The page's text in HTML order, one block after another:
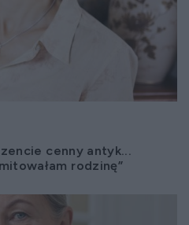
cenny antyk...
rodzinę”